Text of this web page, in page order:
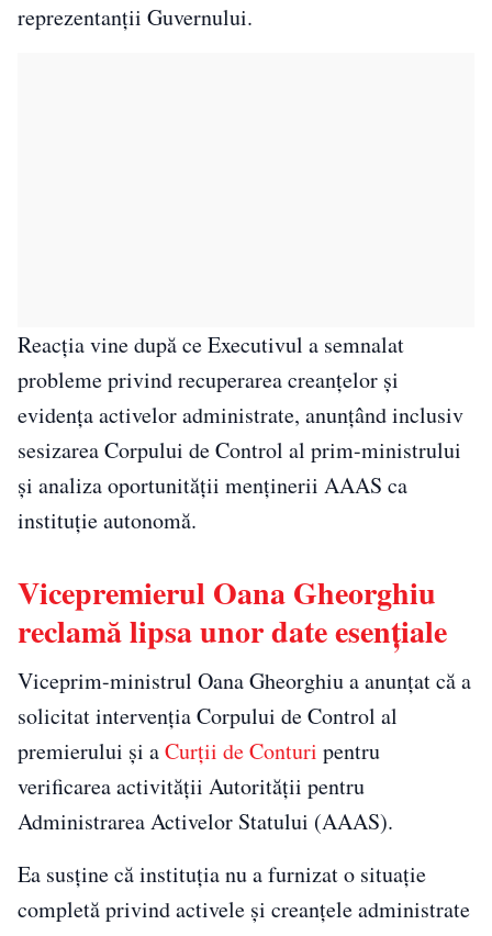
reprezentanții Guvernului.
Reacția vine după ce Executivul a semnalat
probleme privind recuperarea creanțelor și
evidența activelor administrate, anunțând inclusiv
sesizarea Corpului de Control al prim-ministrului
și analiza oportunității menținerii AAAS ca
instituție autonomă.
Vicepremierul Oana Gheorghiu
reclamă lipsa unor date esențiale
Viceprim-ministrul Oana Gheorghiu a anunțat că a
solicitat intervenția Corpului de Control al
premierului și aCurții de Conturi pentru
verificarea activității Autorității pentru
Administrarea Activelor Statului (AAAS).
Ea susține că instituția nu a furnizat o situație
completă privind activele și creanțele administrate